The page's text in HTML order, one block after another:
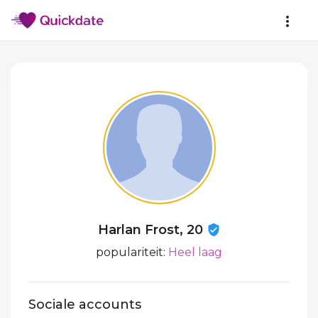
Harlan Frost, 20
populariteit: Heel laag
Sociale accounts